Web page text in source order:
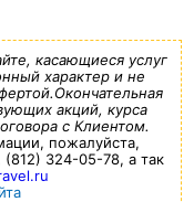
касающиеся услуг
характер и не
акций, курса
с Клиентом.
пожалуйста,
324-05-78, а так